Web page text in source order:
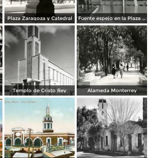
Plaza Zaragoza y Catedral Fuente espejo en la Plaza Zaragoza
Templo de Cristo Rey Alameda Monterrey